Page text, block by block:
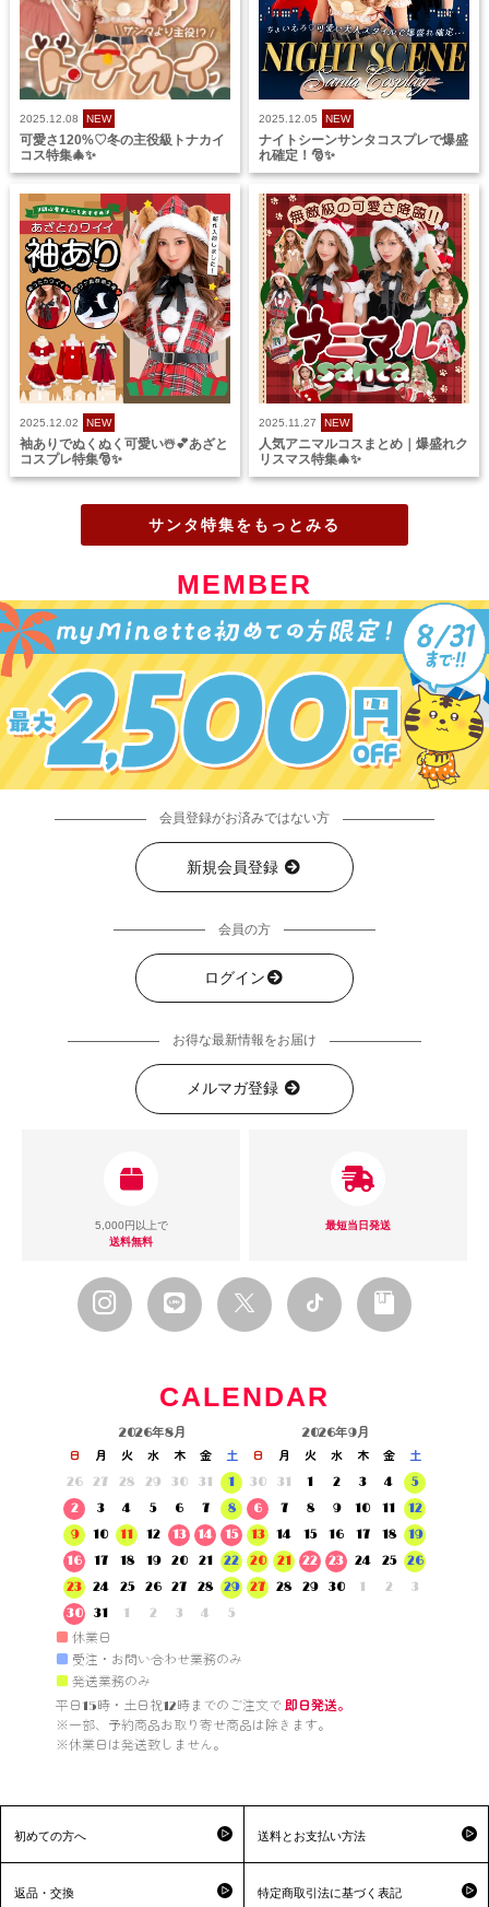
2025.12.08 NEW
可愛さ120%♡冬の主役級トナカイ
コス特集🎄✨
2025.12.05 NEW
ナイトシーンサンタコスプレで爆盛
れ確定！🎅✨
2025.12.02 NEW
袖ありでぬくぬく可愛い☃️💕あざと
コスプレ特集🎅✨
2025.11.27 NEW
人気アニマルコスまとめ｜爆盛れク
リスマス特集🎄✨
サンタ特集をもっとみる
MEMBER
会員登録がお済みではない方
新規会員登録
会員の方
ログイン
お得な最新情報をお届け
メルマガ登録
5,000円以上で
送料無料
最短当日発送
CALENDAR
2026年8月
日 月 火 水 木 金
土
26
27 28 29 30 31
1
2
3 4 5 6 7
8
9
10 11 12 13 14
15
16
17 18 19 20 21
22
23
24 25 26 27 28
29
30
31 1 2 3 4 5
2026年9月
日 月 火 水 木 金
土
30
31 1 2 3 4
5
6
7 8 9 10 11
12
13
14 15 16 17 18
19
20
21 22 23 24 25
26
27
28 29 30 1 2 3
■ 休業日
■ 受注・お問い合わせ業務のみ
■ 発送業務のみ
平日15時・土日祝12時までのご注文で 即日発送。
※一部、予約商品お取り寄せ商品は除きます。
※休業日は発送致しません。
初めての方へ 送料とお支払い方法
返品・交換 特定商取引法に基づく表記